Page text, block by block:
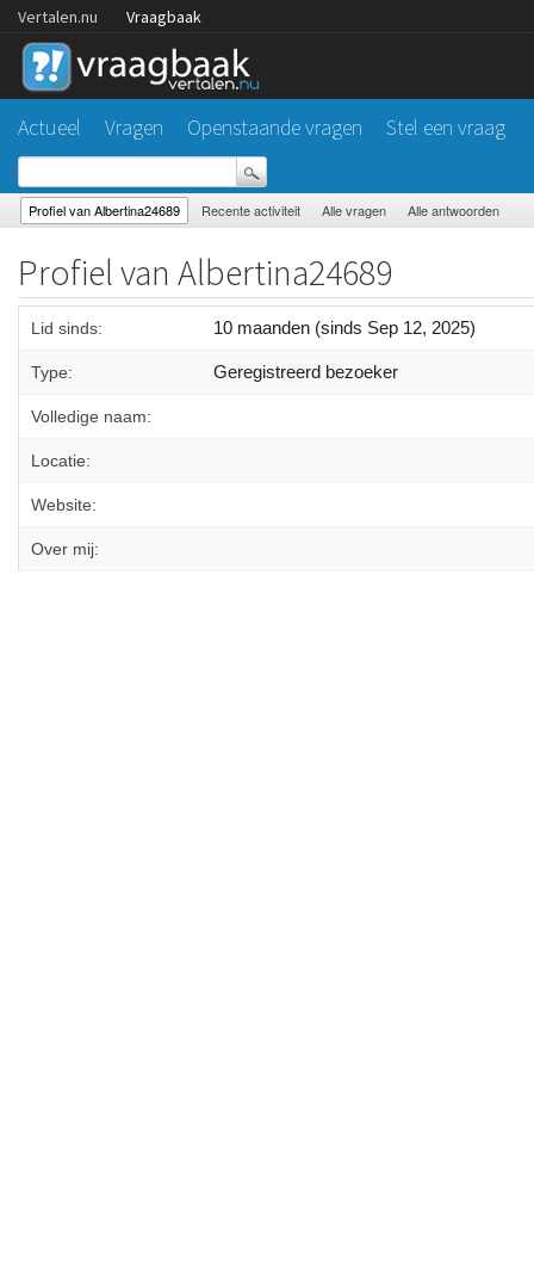
Vertalen.nu Vraagbaak
Actueel Vragen Openstaande vragen Stel een vraag
Profiel van Albertina24689 Recente activiteit Alle vragen Alle antwoorden
Profiel van Albertina24689
Lid sinds: 10 maanden (sinds Sep 12, 2025)
Type: Geregistreerd bezoeker
Volledige naam:
Locatie:
Website:
Over mij: